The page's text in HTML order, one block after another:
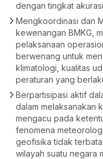
dengan tingkat
Mengkoordinasi dan
kewenangan BMKG,
pelaksanaan
berwenang untuk
klimatologi, kualitas
peraturan yang
Berpartisipasi aktif
dalam melaksanakan
mengacu pada
fenomena
geofisika tidak
wilayah suatu negara